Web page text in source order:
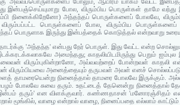
இன்பஞ்செய்யுமாறு போல, விரும்பிய பொருள்கள் தாமே
நினைக்கிறேனோ) அந்தந்தப் பொருள்களைப் போலவே,
விரும்பப்பட்ட பொருள்களைப் போல, விரும்பிய
பொருளாக இருந்து இன்பத்தைக் கொடுத்தல் என்றவாறு
'அந்தந்த' என்பது நேர் பொருள். இது வேட்ட என்ற சொல்லுடன்
அமைந்தது; காதலியிடமிருந்து பெறும்
விரும்புகின்றானோ, அவ்வவற்றைப் போன்றவள் காதலி
அனைத்தையும் தருபவள் அவள் எனச்
தாமரையென்று நினைத்தால் தாமரை போலவே இருக்கும்.
போலவே சுவை தரும். உதட்டைத் தேனென்று நினைத்தால்
இன்பம் தரும்' என விளக்குவார். கண்ணதாசன்
மூங்கில், வாழை என்றால் வாழை, நினைப்பதை எல்லாம்